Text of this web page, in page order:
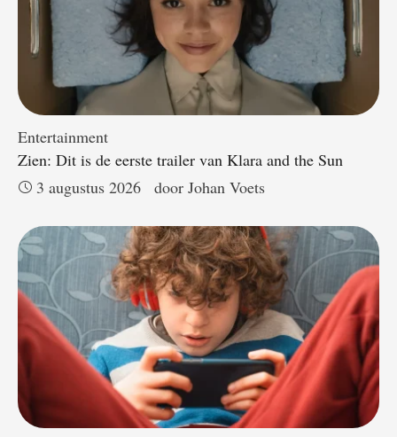
Entertainment
Zien: Dit is de eerste trailer van Klara and the Sun
3 augustus 2026
door Johan Voets